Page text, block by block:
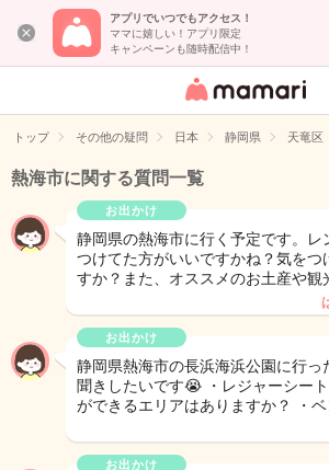
アプリでいつでもアクセス！
ママに嬉しい！アプリ限定
キャンペーンも随時配信中！
女性専用匿名QA
イト
トップ その他の疑問 日本 静岡県 天竜区
熱海市に関する質問一覧
お出かけ
静岡県の熱海市に行く予定です。レ
つけてた方がいいですかね？気をつ
すか？また、オススメのお土産や観
お出かけ
静岡県熱海市の長浜海浜公園に行っ
聞きしたいです😭 ・レジャーシー
ができるエリアはありますか？ ・ベ
お出かけ